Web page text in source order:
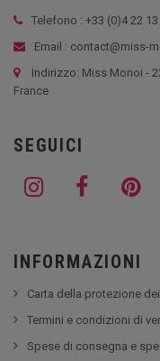
Telefono : +33 (0)4 22
Email : contact@miss-
Indirizzo: Miss Monoi -
France
SEGUICI
INFORMAZIONI
Carta della protezione
Termini e condizioni di
Spese di consegna e